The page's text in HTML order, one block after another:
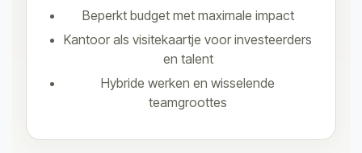
Beperkt budget met maximale impact
Kantoor als visitekaartje voor investeerders
en talent
Hybride werken en wisselende
teamgroottes